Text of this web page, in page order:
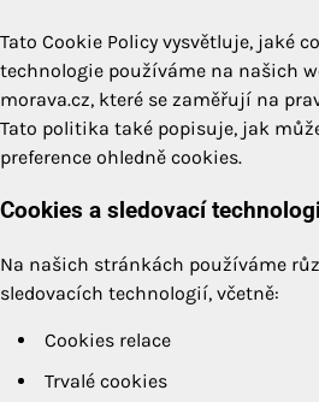
Tato Cookie Policy vysvětluje, jaké
technologie používáme na našich
morava.cz, které se zaměřují na
Tato politika také popisuje, jak
preference ohledně cookies.
Cookies a sledovací
Na našich stránkách používáme
sledovacích technologií, včetně:
Cookies relace
Trvalé cookies